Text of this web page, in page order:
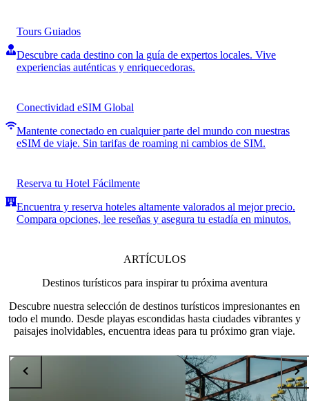
Tours Guiados
Descubre cada destino con la guía de expertos locales. Vive
experiencias auténticas y enriquecedoras.
Conectividad eSIM Global
Mantente conectado en cualquier parte del mundo con nuestras
eSIM de viaje. Sin tarifas de roaming ni cambios de SIM.
Reserva tu Hotel Fácilmente
Encuentra y reserva hoteles altamente valorados al mejor precio.
Compara opciones, lee reseñas y asegura tu estadía en minutos.
ARTÍCULOS
Destinos turísticos para inspirar tu próxima aventura
Descubre nuestra selección de destinos turísticos impresionantes en
todo el mundo. Desde playas escondidas hasta ciudades vibrantes y
paisajes inolvidables, encuentra ideas para tu próximo gran viaje.